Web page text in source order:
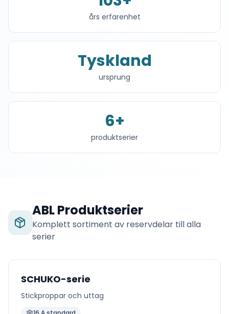
års erfarenhet
Tyskland
ursprung
6+
produktserier
ABLProduktserier
Komplett sortiment av reservdelar till alla
serier
SCHUKO-serie
Stickproppar och uttag